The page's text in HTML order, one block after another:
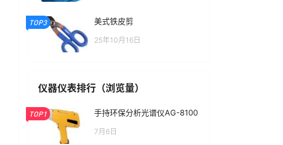
TOP3 美式铁皮剪
25年10月16日
仪器仪表排行（浏览量）
TOP1 手持环保分析光谱仪AG-8100
7月6日